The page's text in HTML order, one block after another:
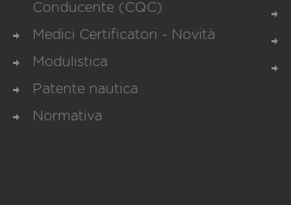
Conducente (CQC)
Medici Certificatori - Novità
Modulistica
Patente nautica
Normativa